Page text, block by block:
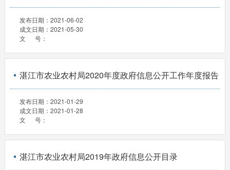
发布日期： 2021-06-02
成文日期： 2021-05-30
文 号：
湛江市农业农村局2020年度政府信息公开工作年度报告
发布日期： 2021-01-29
成文日期： 2021-01-28
文 号：
湛江市农业农村局2019年政府信息公开目录